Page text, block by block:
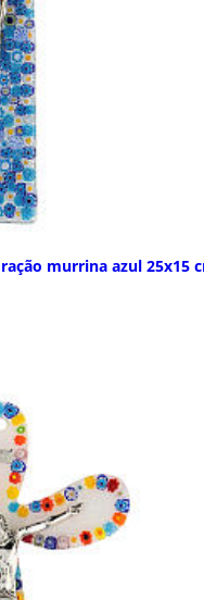
murrina azul 25x15